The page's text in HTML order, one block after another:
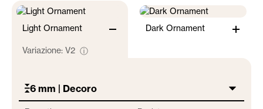
Light Ornament
Variazione: V2 ⓘ
6 mm | Decoro
Dark Ornament